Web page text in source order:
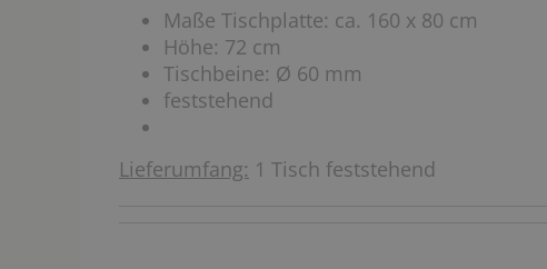
Maße Tischplatte: ca. 160 x 80 cm
Höhe: 72 cm
Tischbeine: Ø 60 mm
feststehend
Lieferumfang: 1 Tisch feststehend